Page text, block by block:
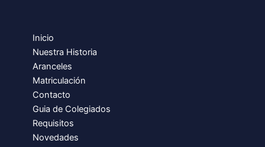
Inicio
Nuestra Historia
Aranceles
Matriculación
Contacto
Guia de Colegiados
Requisitos
Novedades